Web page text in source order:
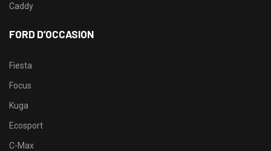
Caddy
FORD D’OCCASION
Fiesta
Focus
Kuga
Ecosport
C-Max